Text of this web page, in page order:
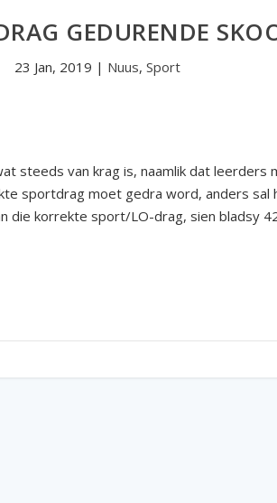
GEDURENDE
23 Jan, 2019 | Nuus, Sport
steeds van krag is, naamlik dat
sportdrag moet gedra word, anders
korrekte sport/LO-drag, sien bladsy